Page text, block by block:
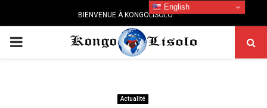
BIENVENUE À KONGOLISOLO
PRIMARY
Actualité
English